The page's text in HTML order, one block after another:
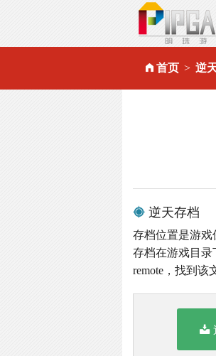
首页 逆
逆天存档
存档位置是游
存档在游戏目录
remote，找到